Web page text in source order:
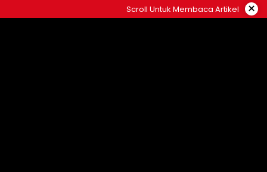
to
Scroll Untuk Membaca Artikel ×